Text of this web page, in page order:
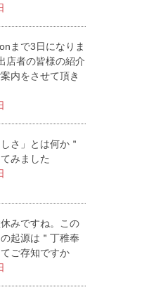
まで3日になりま
店者の皆様の紹介
内をさせて頂き
さ」とは何か＂
みました
みですね。この
の起源は＂丁稚奉
ご存知ですか